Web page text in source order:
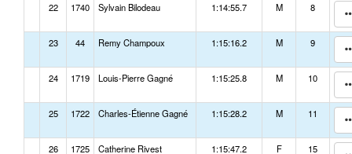
22 1740 Sylvain Bilodeau 1:14:55.7 M 8
23 44 Remy Champoux 1:15:16.2 M 9
24 1719 Louis-Pierre Gagné 1:15:25.8 M 10
25 1722 Charles-Étienne Gagné 1:15:28.2 M 11
26 1725 Catherine Rivest 1:15:47.2 F 15